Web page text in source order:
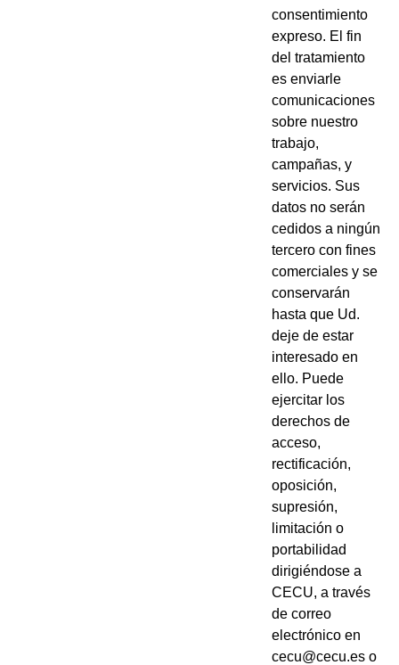
consentimiento
expreso. El fin
del tratamiento
es enviarle
comunicaciones
sobre nuestro
trabajo,
campañas, y
servicios. Sus
datos no serán
cedidos a ningún
tercero con fines
comerciales y se
conservarán
hasta que Ud.
deje de estar
interesado en
ello. Puede
ejercitar los
derechos de
acceso,
rectificación,
oposición,
supresión,
limitación o
portabilidad
dirigiéndose a
CECU, a través
de correo
electrónico en
cecu@cecu.es o